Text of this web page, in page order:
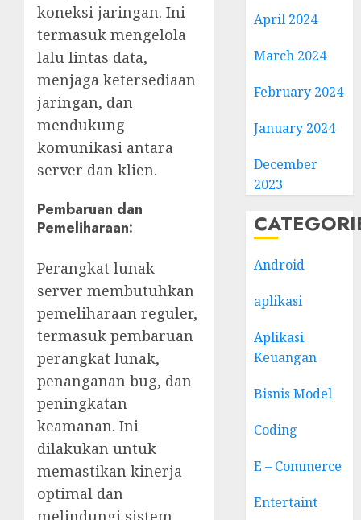
koneksi jaringan. Ini
termasuk mengelola
lalu lintas data,
menjaga ketersediaan
jaringan, dan
mendukung
komunikasi antara
server dan klien.
Pembaruan dan
Pemeliharaan:
Perangkat lunak
server membutuhkan
pemeliharaan reguler,
termasuk pembaruan
perangkat lunak,
penanganan bug, dan
peningkatan
keamanan. Ini
dilakukan untuk
memastikan kinerja
optimal dan
melindungi sistem
April 2024
March 2024
February 2024
January 2024
December
2023
Android
aplikasi
Aplikasi
Keuangan
Bisnis Model
Coding
E – Commerce
Entertaint